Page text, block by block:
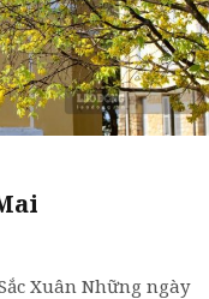
Xuân Những ngày